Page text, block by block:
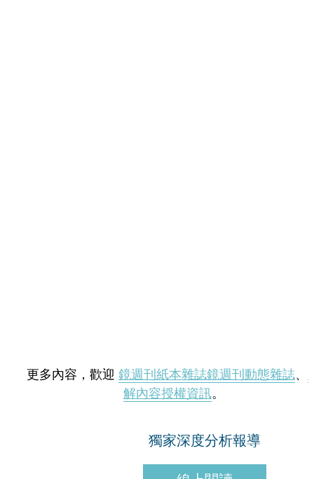
更多內容，歡迎 鏡週刊紙本雜誌鏡週刊動態雜誌、
解內容授權資訊。
獨家深度分析報導